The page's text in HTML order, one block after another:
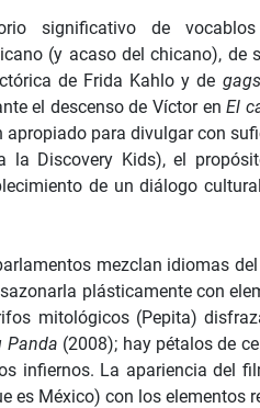
significativo de
(y acaso del chicano), de
de Frida Kahlo y de gags
el descenso de Víctor enEl
para divulgar con
Discovery Kids), el
de un diálogo
mezclan idiomas
plásticamente con
mitológicos (Pepita)
Panda (2008); hay pétalos de
infiernos. La apariencia del
es México) con los elementos